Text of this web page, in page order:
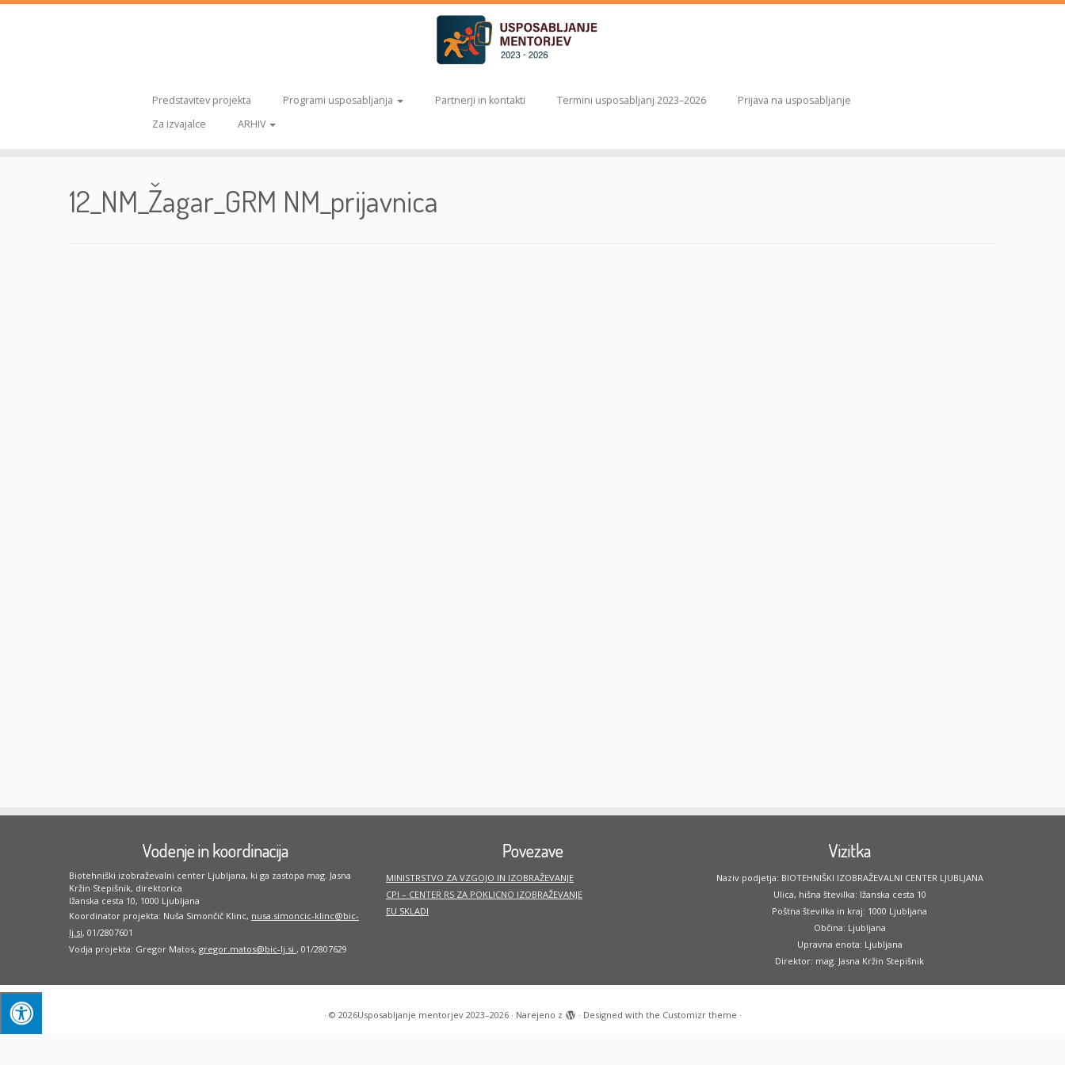
Predstavitev projekta Programi usposabljanja Partnerji in kontakti Termini usposabljanj 2023–2026
Prijava na usposabljanje
Za izvajalce
ARHIV
12_NM_Žagar_GRM NM_prijavnica
Vodenje in koordinacija
Biotehniški izobraževalni center Ljubljana, ki ga zastopa mag. Jasna
Kržin Stepišnik, direktorica
Ižanska cesta 10, 1000 Ljubljana
Koordinator projekta: Nuša Simončič Klinc, nusa.simoncic-klinc@bic-
lj.si, 01/2807601
Vodja projekta: Gregor Matos, gregor.matos@bic-lj.si , 01/2807629
Povezave
MINISTRSTVO ZA VZGOJO IN IZOBRAŽEVANJE
CPI – CENTER RS ZA POKLICNO IZOBRAŽEVANJE
EU SKLADI
Vizitka
Naziv podjetja: BIOTEHNIŠKI IZOBRAŽEVALNI CENTER LJUBLJANA
Ulica, hišna številka: Ižanska cesta 10
Poštna številka in kraj: 1000 Ljubljana
Občina: Ljubljana
Upravna enota: Ljubljana
Direktor: mag. Jasna Kržin Stepišnik
· © 2026Usposabljanje mentorjev 2023–2026· Narejeno z · Designed with the Customizr theme ·